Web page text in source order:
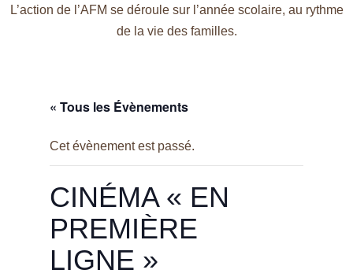
L’action de l’AFM se déroule sur l’année scolaire, au rythme
de la vie des familles.
« Tous les Évènements
Cet évènement est passé.
CINÉMA « EN
PREMIÈRE
LIGNE »